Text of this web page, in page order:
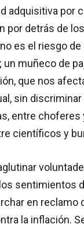
adquisitiva por
por detrás de
es el riesgo de
un muñeco de
que nos
sin discriminar
entre choferes
científicos y
sentimientos
en reclamo
la inflación.